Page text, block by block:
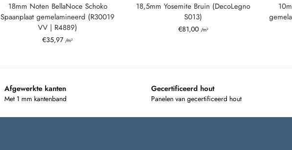
18mm Noten BellaNoce Schoko
Spaanplaat gemelamineerd (R30019
VV | R4889)
€35,97 /m²
18,5mm Yosemite Bruin (DecoLegno
S013)
€81,00 /m²
Afgewerkte kanten
Met 1 mm kantenband
Gecertificeerd hout
Panelen van gecertificeerd hout